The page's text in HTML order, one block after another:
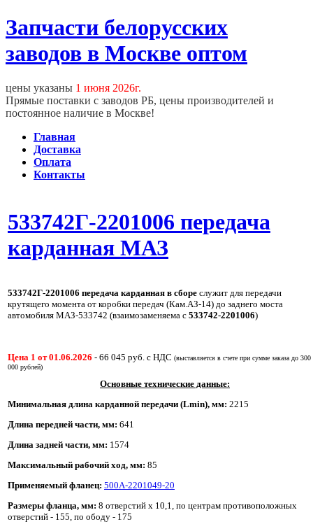
Запчасти белорусских
заводов в Москве оптом
цены указаны 1 июня 2026г.
Прямые поставки с заводов РБ, цены производителей и
постоянное наличие в Москве!
Главная
Доставка
Оплата
Контакты
533742Г-2201006 передача
карданная МАЗ
533742Г-2201006 передача карданная в сборе служит для передачи
крутящего момента от коробки передач (Кам.АЗ-14) до заднего моста
автомобиля МАЗ-533742 (взаимозаменяема с 533742-2201006)
Цена 1 от 01.06.2026 - 66 045 руб. с НДС (выставляется в счете при сумме заказа до 300
000 рублей)
Основные технические данные:
Минимальная длина карданной передачи (Lmin), мм: 2215
Длина передней части, мм: 641
Длина задней части, мм: 1574
Максимальный рабочий ход, мм: 85
Применяемый фланец: 500А-2201049-20
Размеры фланца, мм: 8 отверстий х 10,1, по центрам противоположных
отверстий - 155, по ободу - 175